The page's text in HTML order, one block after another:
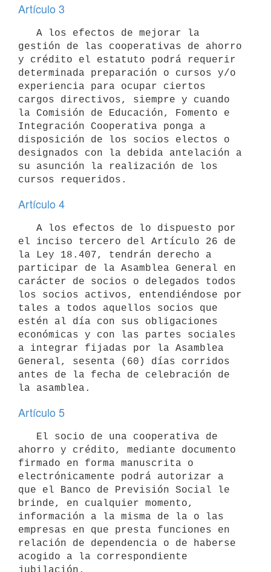
Artículo 3
gestión de las cooperativas de ahorro
y crédito el estatuto podrá requerir
determinada preparación o cursos y/o
experiencia para ocupar ciertos
cargos directivos, siempre y cuando
la Comisión de Educación, Fomento e
Integración Cooperativa ponga a
disposición de los socios electos o
designados con la debida antelación a
su asunción la realización de los
Artículo 4
el inciso tercero del Artículo 26 de
la Ley 18.407, tendrán derecho a
participar de la Asamblea General en
carácter de socios o delegados todos
los socios activos, entendiéndose por
tales a todos aquellos socios que
estén al día con sus obligaciones
económicas y con las partes sociales
a integrar fijadas por la Asamblea
General, sesenta (60) días corridos
antes de la fecha de celebración de
Artículo 5
ahorro y crédito, mediante documento
firmado en forma manuscrita o
electrónicamente podrá autorizar a
que el Banco de Previsión Social le
brinde, en cualquier momento,
información a la misma de la o las
empresas en que presta funciones en
relación de dependencia o de haberse
acogido a la correspondiente